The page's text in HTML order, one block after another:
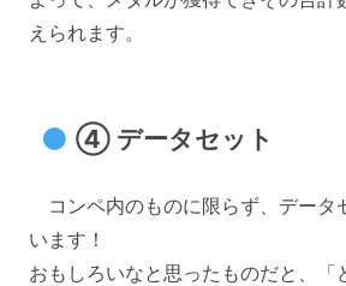
えられます。
④ データセット
コンペ内のものに限らず、データ
います！
おもしろいなと思ったものだと、「